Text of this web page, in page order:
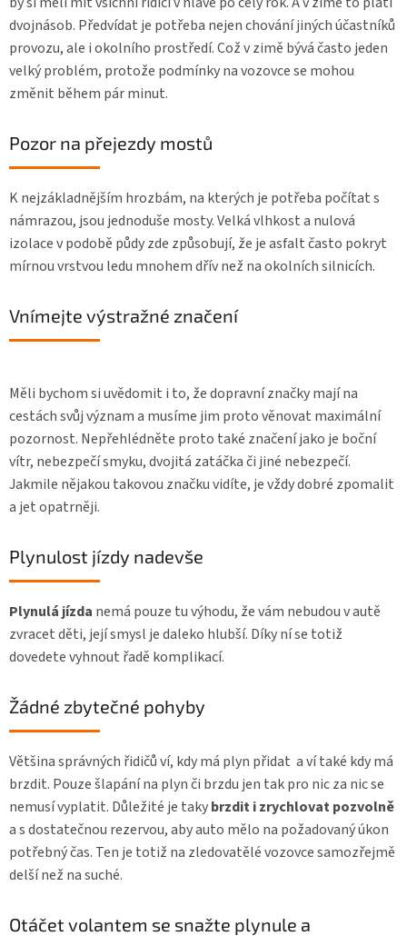
dvojnásob. Předvídat je potřeba nejen chování jiných účastníků
provozu, ale i okolního prostředí. Což v zimě bývá často jeden
velký problém, protože podmínky na vozovce se mohou
změnit během pár minut.
Pozor na přejezdy mostů
K nejzákladnějším hrozbám, na kterých je potřeba počítat s
námrazou, jsou jednoduše mosty. Velká vlhkost a nulová
izolace v podobě půdy zde způsobují, že je asfalt často pokryt
mírnou vrstvou ledu mnohem dřív než na okolních silnicích.
Vnímejte výstražné značení
Měli bychom si uvědomit i to, že dopravní značky mají na
cestách svůj význam a musíme jim proto věnovat maximální
pozornost. Nepřehlédněte proto také značení jako je boční
vítr, nebezpečí smyku, dvojitá zatáčka či jiné nebezpečí.
Jakmile nějakou takovou značku vidíte, je vždy dobré zpomalit
a jet opatrněji.
Plynulost jízdy nadevše
Plynulá jízda nemá pouze tu výhodu, že vám nebudou v autě
zvracet děti, její smysl je daleko hlubší. Díky ní se totiž
dovedete vyhnout řadě komplikací.
Žádné zbytečné pohyby
Většina správných řidičů ví, kdy má plyn přidat a ví také kdy má
brzdit. Pouze šlapání na plyn či brzdu jen tak pro nic za nic se
nemusí vyplatit. Důležité je takybrzdit i zrychlovat pozvolně
a s dostatečnou rezervou, aby auto mělo na požadovaný úkon
potřebný čas. Ten je totiž na zledovatělé vozovce samozřejmě
delší než na suché.
Otáčet volantem se snažte plynule a